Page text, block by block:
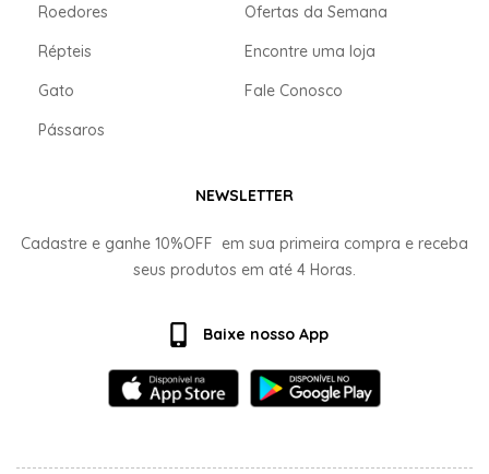
Roedores
Répteis
Gato
Pássaros
Ofertas da Semana
Encontre uma loja
Fale Conosco
NEWSLETTER
Cadastre e ganhe 10%OFF em sua primeira compra e receba
seus produtos em até 4 Horas.
Baixe nosso App